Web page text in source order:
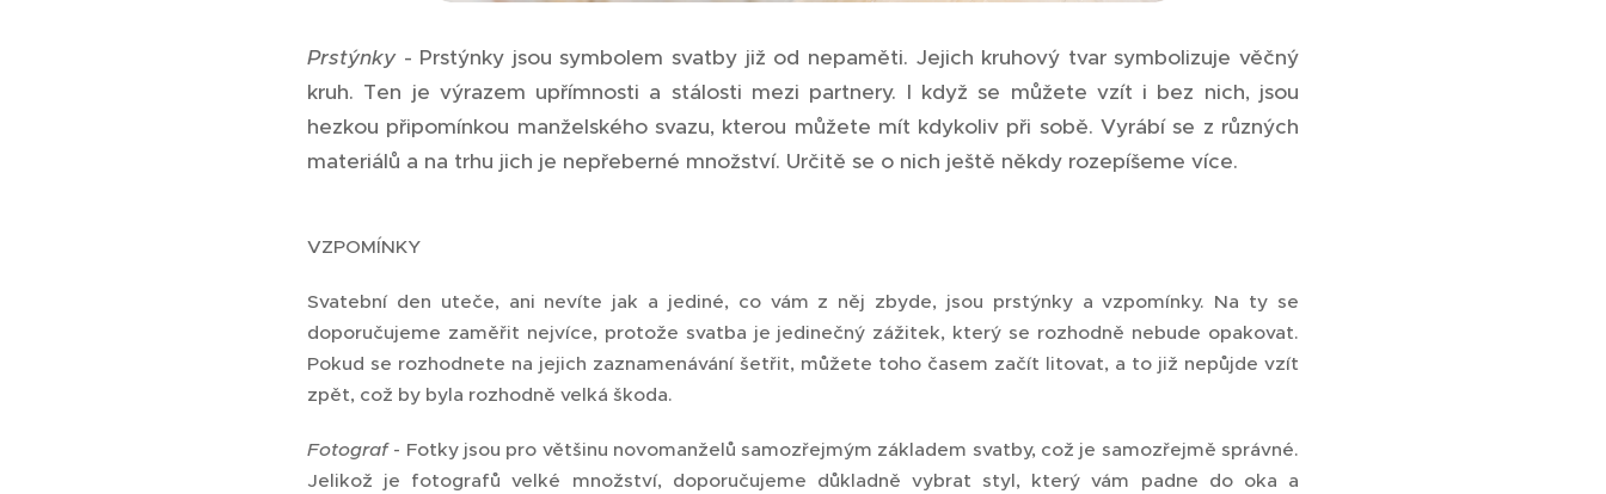
Prstýnky- Prstýnky jsou symbolem svatby již od nepaměti. Jejich kruhový tvar symbolizuje věčný
kruh. Ten je výrazem upřímnosti a stálosti mezi partnery. I když se můžete vzít i bez nich, jsou
hezkou připomínkou manželského svazu, kterou můžete mít kdykoliv při sobě. Vyrábí se z různých
materiálů a na trhu jich je nepřeberné množství. Určitě se o nich ještě někdy rozepíšeme více.
VZPOMÍNKY
Svatební den uteče, ani nevíte jak a jediné, co vám z něj zbyde, jsou prstýnky a vzpomínky. Na ty se
doporučujeme zaměřit nejvíce, protože svatba je jedinečný zážitek, který se rozhodně nebude opakovat.
Pokud se rozhodnete na jejich zaznamenávání šetřit, můžete toho časem začít litovat, a to již nepůjde vzít
zpět, což by byla rozhodně velká škoda.
Fotograf - Fotky jsou pro většinu novomanželů samozřejmým základem svatby, což je samozřejmě správné.
Jelikož je fotografů velké množství, doporučujeme důkladně vybrat styl, který vám padne do oka a